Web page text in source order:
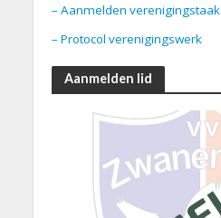
– Aanmelden verenigingstaak
– Protocol verenigingswerk
Aanmelden lid